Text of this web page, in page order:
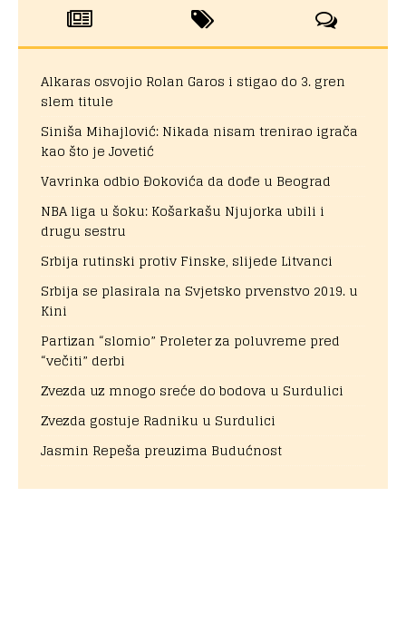
Alkaras osvojio Rolan Garos i stigao do 3. gren
slem titule
Siniša Mihajlović: Nikada nisam trenirao igrača
kao što je Jovetić
Vavrinka odbio Đokovića da dođe u Beograd
NBA liga u šoku: Košarkašu Njujorka ubili i
drugu sestru
Srbija rutinski protiv Finske, slijede Litvanci
Srbija se plasirala na Svjetsko prvenstvo 2019. u
Kini
Partizan “slomio” Proleter za poluvreme pred
“večiti” derbi
Zvezda uz mnogo sreće do bodova u Surdulici
Zvezda gostuje Radniku u Surdulici
Jasmin Repeša preuzima Budućnost